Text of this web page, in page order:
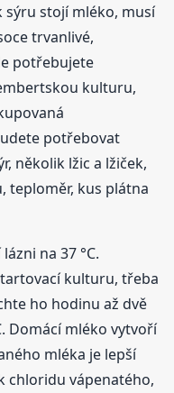
sýru stojí mléko, musí
trvanlivé,
potřebujete
kulturu,
potřebovat
několik lžic a lžiček,
teploměr, kus plátna
na 37 °C.
kulturu, třeba
ho hodinu až dvě
Domácí mléko vytvoří
mléka je lepší
chloridu vápenatého,